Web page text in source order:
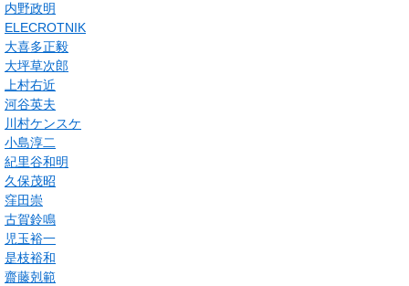
内野政明
ELECROTNIK
大喜多正毅
大坪草次郎
上村右近
河谷英夫
川村ケンスケ
小島淳二
紀里谷和明
久保茂昭
窪田崇
古賀鈴鳴
児玉裕一
是枝裕和
齋藤剋範